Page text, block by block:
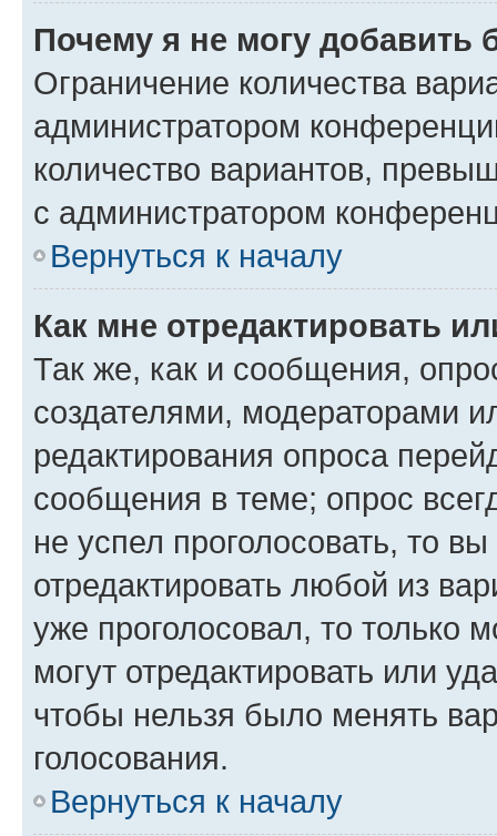
Почему я не могу добавить
Ограничение количества
администратором
количество вариантов,
с администратором
Вернуться к началу
Как мне отредактировать
Так же, как и сообщения,
создателями, модераторами
редактирования опроса
сообщения в теме; опрос
не успел проголосовать, то
отредактировать любой из
уже проголосовал, то только
могут отредактировать или
чтобы нельзя было менять
голосования.
Вернуться к началу